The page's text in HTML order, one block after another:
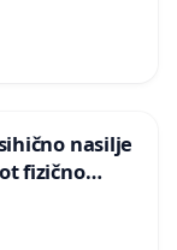
nasilje
fizično